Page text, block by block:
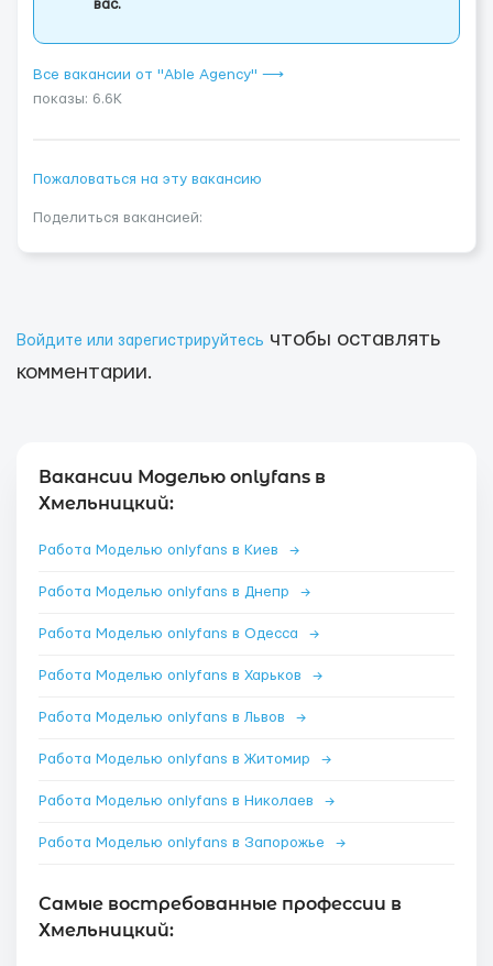
вас.
Все вакансии от "Able Agency" ⟶
показы: 6.6K
Пожаловаться на эту вакансию
Поделиться вакансией:
Войдите или зарегистрируйтесь чтобы оставлять
комментарии.
Вакансии Моделью onlyfans в
Хмельницкий:
Работа Моделью onlyfans в Киев →
Работа Моделью onlyfans в Днепр →
Работа Моделью onlyfans в Одесса →
Работа Моделью onlyfans в Харьков →
Работа Моделью onlyfans в Львов →
Работа Моделью onlyfans в Житомир →
Работа Моделью onlyfans в Николаев →
Работа Моделью onlyfans в Запорожье →
Самые востребованные профессии в
Хмельницкий: